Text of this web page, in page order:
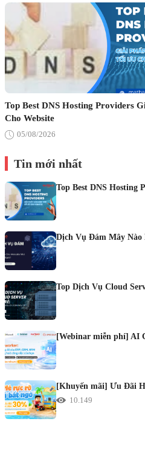
Top Best DNS Hosting Providers
Cho Website
05/08/2026
Tin mới nhất
Top Best DNS Hosting
Dịch Vụ Đám Mây Nào
Top Dịch Vụ Cloud
[Webinar miễn phí] AI
[Khuyến mãi] Ưu Đãi
10.149